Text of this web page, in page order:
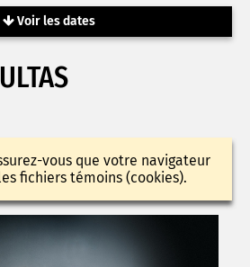
Voir les dates
vous que votre navigateur
fichiers témoins (cookies).